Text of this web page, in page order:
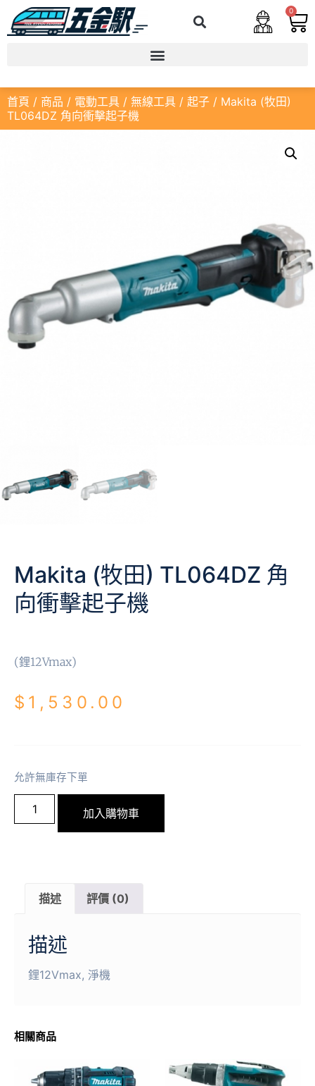
0
首頁 / 商品 / 電動工具 / 無線工具 / 起子 / Makita (牧田)
TL064DZ 角向衝擊起子機
Makita (牧田) TL064DZ 角
向衝擊起子機
(鋰12Vmax)
$ 1,530.00
允許無庫存下單
加入購物車
描述 評價 (0)
描述
鋰12Vmax, 淨機
相關商品